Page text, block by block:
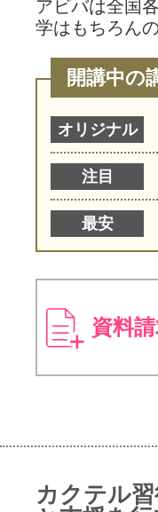
アビバは全国
学はもちろん
開講中の
オリジナル
注目
最安
資料
カクテル